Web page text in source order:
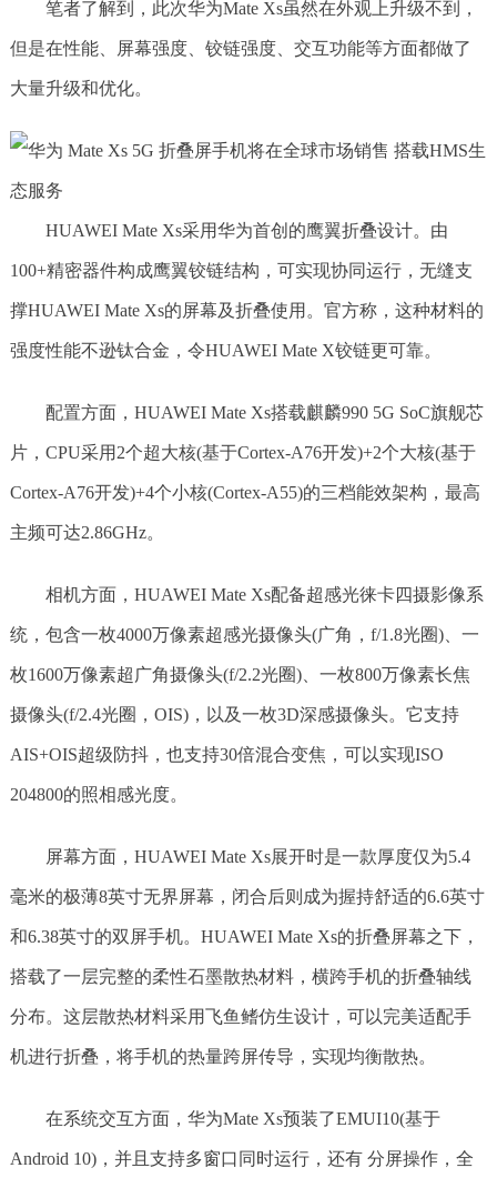
笔者了解到，此次华为Mate Xs虽然在外观上升级不到，
但是在性能、屏幕强度、铰链强度、交互功能等方面都做了
大量升级和优化。
HUAWEI Mate Xs采用华为首创的鹰翼折叠设计。由
100+精密器件构成鹰翼铰链结构，可实现协同运行，无缝支
撑HUAWEI Mate Xs的屏幕及折叠使用。官方称，这种材料的
强度性能不逊钛合金，令HUAWEI Mate X铰链更可靠。
配置方面，HUAWEI Mate Xs搭载麒麟990 5G SoC旗舰芯
片，CPU采用2个超大核(基于Cortex-A76开发)+2个大核(基于
Cortex-A76开发)+4个小核(Cortex-A55)的三档能效架构，最高
主频可达2.86GHz。
相机方面，HUAWEI Mate Xs配备超感光徕卡四摄影像系
统，包含一枚4000万像素超感光摄像头(广角，f/1.8光圈)、一
枚1600万像素超广角摄像头(f/2.2光圈)、一枚800万像素长焦
摄像头(f/2.4光圈，OIS)，以及一枚3D深感摄像头。它支持
AIS+OIS超级防抖，也支持30倍混合变焦，可以实现ISO
204800的照相感光度。
屏幕方面，HUAWEI Mate Xs展开时是一款厚度仅为5.4
毫米的极薄8英寸无界屏幕，闭合后则成为握持舒适的6.6英寸
和6.38英寸的双屏手机。HUAWEI Mate Xs的折叠屏幕之下，
搭载了一层完整的柔性石墨散热材料，横跨手机的折叠轴线
分布。这层散热材料采用飞鱼鳍仿生设计，可以完美适配手
机进行折叠，将手机的热量跨屏传导，实现均衡散热。
在系统交互方面，华为Mate Xs预装了EMUI10(基于
Android 10)，并且支持多窗口同时运行，还有 分屏操作，全